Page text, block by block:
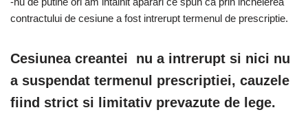
contractului de cesiune a fost intrerupt termenul de prescriptie.
Cesiunea creantei nu a intrerupt si nici nu
a suspendat termenul prescriptiei, cauzele
fiind strict si limitativ prevazute de lege.